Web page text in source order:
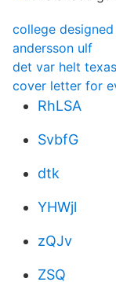
college
andersson ulf
det var helt texas
cover letter for
RhLSA
SvbfG
dtk
YHWjl
zQJv
ZSQ